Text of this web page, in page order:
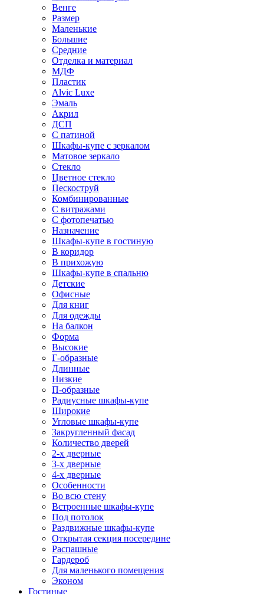
Венге
Размер
Маленькие
Большие
Средние
Отделка и материал
МДФ
Пластик
Alvic Luxe
Эмаль
Акрил
ДСП
С патиной
Шкафы-купе с зеркалом
Матовое зеркало
Стекло
Цветное стекло
Пескоструй
Комбинированные
С витражами
С фотопечатью
Назначение
Шкафы-купе в гостиную
В коридор
В прихожую
Шкафы-купе в спальню
Детские
Офисные
Для книг
Для одежды
На балкон
Форма
Высокие
Г-образные
Длинные
Низкие
П-образные
Радиусные шкафы-купе
Широкие
Угловые шкафы-купе
Закругленный фасад
Количество дверей
2-х дверные
3-х дверные
4-х дверные
Особенности
Во всю стену
Встроенные шкафы-купе
Под потолок
Раздвижные шкафы-купе
Открытая секция посередине
Распашные
Гардероб
Для маленького помещения
Эконом
Гостиные